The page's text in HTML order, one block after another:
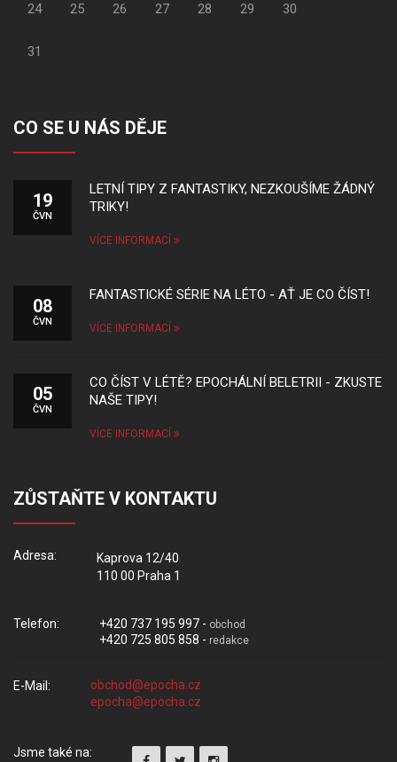
24 25 26 27 28 29 30
31
CO SE U NÁS DĚJE
19
ČVN
LETNÍ TIPY Z FANTASTIKY, NEZKOUŠÍME ŽÁDNÝ
TRIKY!
VÍCE INFORMACÍ
08
ČVN
FANTASTICKÉ SÉRIE NA LÉTO - AŤ JE CO ČÍST!
VÍCE INFORMACÍ
05
ČVN
CO ČÍST V LÉTĚ? EPOCHÁLNÍ BELETRII - ZKUSTE
NAŠE TIPY!
VÍCE INFORMACÍ
ZŮSTAŇTE V KONTAKTU
Adresa:
Kaprova 12/40
110 00 Praha 1
Telefon: +420 737 195 997 - obchod
+420 725 805 858 - redakce
E-Mail:
Jsme také na: